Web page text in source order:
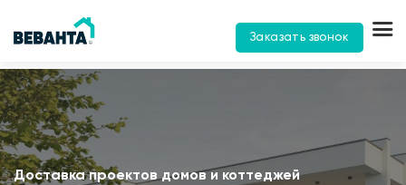
Заказать звонок
Доставка проектов домов и коттеджей